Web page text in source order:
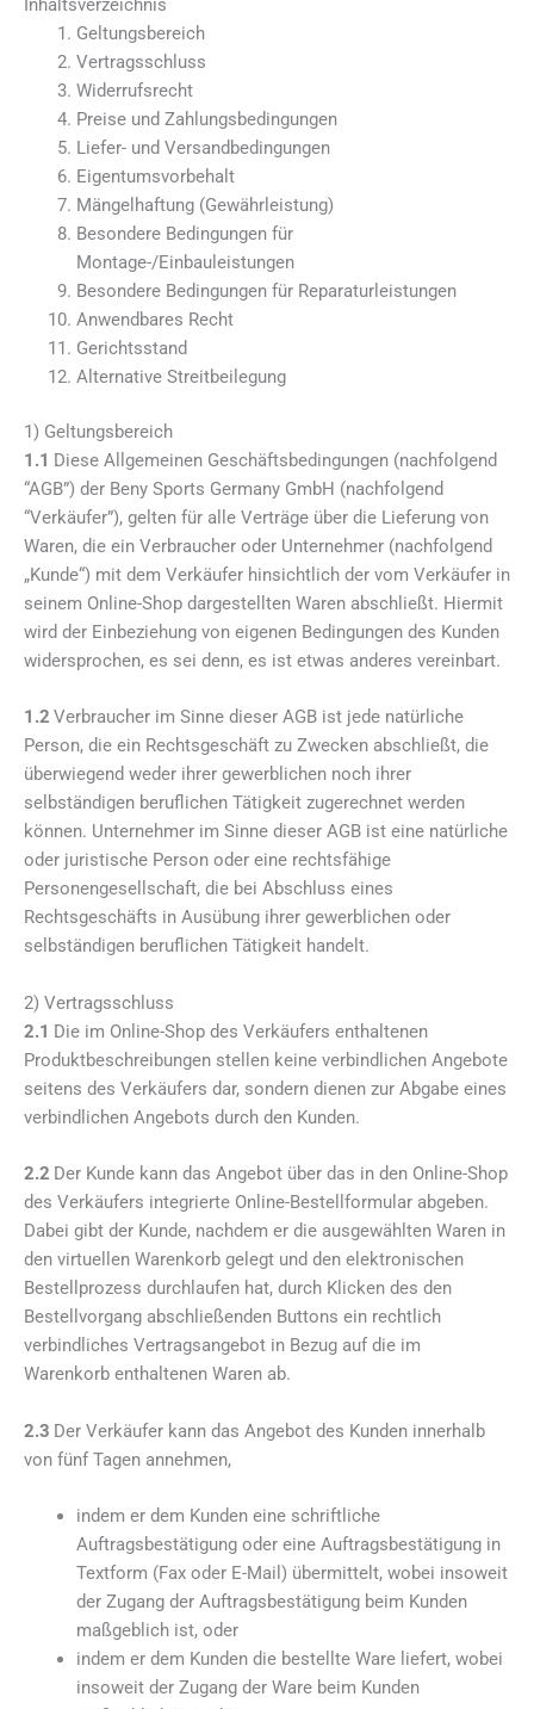
Inhaltsverzeichnis
Geltungsbereich
Vertragsschluss
Widerrufsrecht
Preise und Zahlungsbedingungen
Liefer- und Versandbedingungen
Eigentumsvorbehalt
Mängelhaftung (Gewährleistung)
Besondere Bedingungen für
Montage-/Einbauleistungen
Besondere Bedingungen für Reparaturleistungen
Anwendbares Recht
Gerichtsstand
Alternative Streitbeilegung
1) Geltungsbereich
1.1 Diese Allgemeinen Geschäftsbedingungen (nachfolgend
“AGB”) der Beny Sports Germany GmbH (nachfolgend
“Verkäufer”), gelten für alle Verträge über die Lieferung von
Waren, die ein Verbraucher oder Unternehmer (nachfolgend
„Kunde“) mit dem Verkäufer hinsichtlich der vom Verkäufer in
seinem Online-Shop dargestellten Waren abschließt. Hiermit
wird der Einbeziehung von eigenen Bedingungen des Kunden
widersprochen, es sei denn, es ist etwas anderes vereinbart.
1.2 Verbraucher im Sinne dieser AGB ist jede natürliche
Person, die ein Rechtsgeschäft zu Zwecken abschließt, die
überwiegend weder ihrer gewerblichen noch ihrer
selbständigen beruflichen Tätigkeit zugerechnet werden
können. Unternehmer im Sinne dieser AGB ist eine natürliche
oder juristische Person oder eine rechtsfähige
Personengesellschaft, die bei Abschluss eines
Rechtsgeschäfts in Ausübung ihrer gewerblichen oder
selbständigen beruflichen Tätigkeit handelt.
2) Vertragsschluss
2.1 Die im Online-Shop des Verkäufers enthaltenen
Produktbeschreibungen stellen keine verbindlichen Angebote
seitens des Verkäufers dar, sondern dienen zur Abgabe eines
verbindlichen Angebots durch den Kunden.
2.2 Der Kunde kann das Angebot über das in den Online-Shop
des Verkäufers integrierte Online-Bestellformular abgeben.
Dabei gibt der Kunde, nachdem er die ausgewählten Waren in
den virtuellen Warenkorb gelegt und den elektronischen
Bestellprozess durchlaufen hat, durch Klicken des den
Bestellvorgang abschließenden Buttons ein rechtlich
verbindliches Vertragsangebot in Bezug auf die im
Warenkorb enthaltenen Waren ab.
2.3 Der Verkäufer kann das Angebot des Kunden innerhalb
von fünf Tagen annehmen,
indem er dem Kunden eine schriftliche
Auftragsbestätigung oder eine Auftragsbestätigung in
Textform (Fax oder E-Mail) übermittelt, wobei insoweit
der Zugang der Auftragsbestätigung beim Kunden
maßgeblich ist, oder
indem er dem Kunden die bestellte Ware liefert, wobei
insoweit der Zugang der Ware beim Kunden